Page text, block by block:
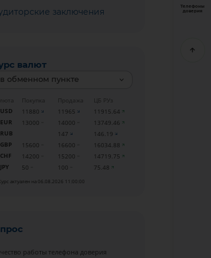
заключения
валют
в обменном пункте
Покупка Продажа
ЦБ РУз
USD
11880 11965
11915.64
EUR
13000 14000
13749.46
RUB
147
146.19
GBP
15600 16600
16034.88
CHF
14200 15200
14719.75
JPY
50 100 75.48
актуален на 06.08.2026 11:00:00
работы телефона доверия
Телефоны
доверия